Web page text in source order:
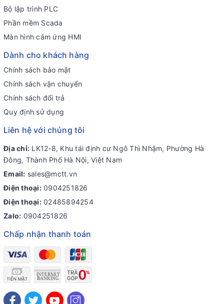
Bộ lập trình PLC
Phần mềm Scada
Màn hình cảm ứng HMI
Dành cho khách hàng
Chính sách bảo mật
Chính sách vận chuyển
Chính sách đổi trả
Quy định sử dụng
Liên hệ với chúng tôi
Địa chỉ: LK12-8, Khu tái định cư Ngô Thì Nhậm, Phường Hà
Đông, Thành Phố Hà Nội, Việt Nam
Email: sales@mctt.vn
Điện thoại: 0904251826
Điện thoại: 02485894254
Zalo: 0904251826
Chấp nhận thanh toán